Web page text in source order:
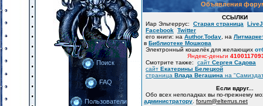
Поиск
FAQ
Пользователи
Объявления
ССЫЛКИ
Иар Эльтеррус: Старая страница
Facebook Twitter
его книги: на Author.Today , на
в Библиотеке Мошкова
Электронный кошелёк для желающих
Яндекс-деньги
Смотрите также: сайт Сергея Садова
сайт Екатерины Белецкой
страница Влада Вегашина на
Если вдруг...
Обо всех неполадках вы по-прежнему
администратору forum@elterrus.net